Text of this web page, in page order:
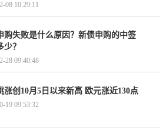
08 10:29:11
购失败是什么原因？新债申购的中签
少？
28 09:40:48
涨创10月5日以来新高 欧元涨近130点
19 09:53:32